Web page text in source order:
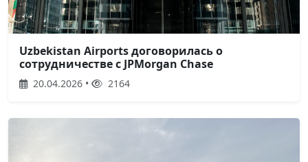
Uzbekistan Airports договорилась о
сотрудничестве с JPMorgan Chase
20.04.2026 • 2164